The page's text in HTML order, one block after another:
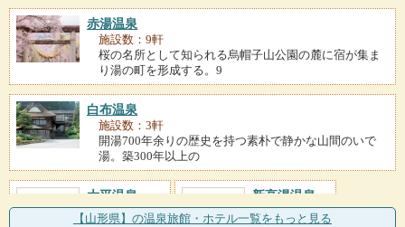
赤湯温泉
施設数：9軒
桜の名所として知られる烏帽子山公園の麓に宿が集ま
り湯の町を形成する。9
白布温泉
施設数：3軒
開湯700年余りの歴史を持つ素朴で静かな山間のいで
湯。築300年以上の
大平温泉
施設数：1軒
新高湯温泉
施設数：1軒
【山形県】の温泉旅館・ホテル一覧をもっと見る